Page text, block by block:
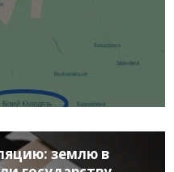
землю в